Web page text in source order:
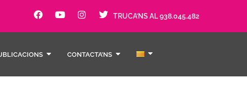
TRUCA’NS AL 938.045.482
CONTACTA’NS